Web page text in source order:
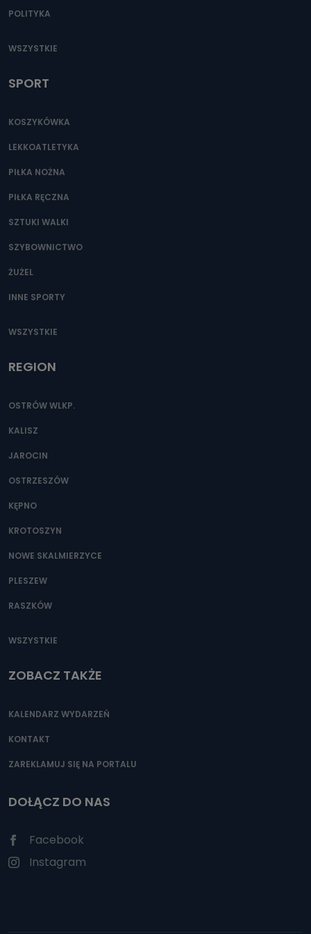
Do czasu wycofania zgody lub, jeśli dane będą
przetwarzane na podstawie prawnie uzasadnionego celu
Przetwarzane kategorie Państwa danych osobowych to
dane, które pochodzą bezpośrednio od Państwa (lub
szczególności: imię i nazwisko, adres e-mail, telefon
kontaktowy, adres korespondencyjny. Odbiorcą Pastwa
oraz partnerzy wspomagający administratora w jego
danych osobowych?
Można to zrobić pod numerem telefonu 62 735-51-05 lub
POLITYKA
WSZYSTKIE
SPORT
KOSZYKÓWKA
LEKKOATLETYKA
PIŁKA NOŻNA
PIŁKA RĘCZNA
SZTUKI WALKI
SZYBOWNICTWO
ŻUŻEL
INNE SPORTY
WSZYSTKIE
REGION
OSTRÓW WLKP.
KALISZ
JAROCIN
OSTRZESZÓW
KĘPNO
KROTOSZYN
NOWE SKALMIERZYCE
PLESZEW
RASZKÓW
WSZYSTKIE
ZOBACZ TAKŻE
KALENDARZ WYDARZEŃ
KONTAKT
ZAREKLAMUJ SIĘ NA PORTALU
DOŁĄCZ DO NAS
Facebook
Instagram